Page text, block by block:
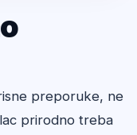
preporuke, ne
prirodno treba